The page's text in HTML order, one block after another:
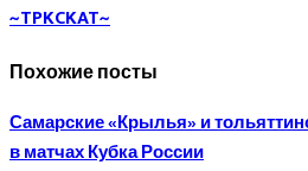
~TPKCKAT~
Похожие посты
Самарские «Крылья» и
в матчах Кубка России